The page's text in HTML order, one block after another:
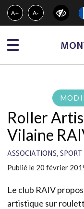
Gestion des traceurs
A+ A-
Menu
Roller
Vilaine
ASSOCIATIONS, SPORT
Publié le 20 février
Le club RAIV
artistique sur